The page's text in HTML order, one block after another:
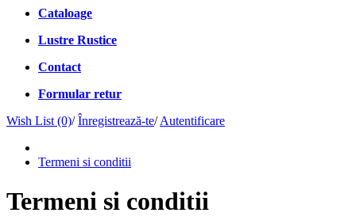
Cataloage
Lustre Rustice
Contact
Formular retur
Wish List (0)/ Înregistrează-te/ Autentificare
Termeni si conditii
Termeni si conditii